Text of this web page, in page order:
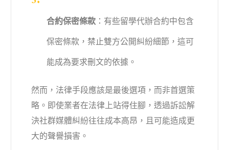
合約保密條款：有些留學代辦合約中包含
保密條款，禁止雙方公開糾紛細節，這可
能成為要求刪文的依據。
然而，法律手段應該是最後選項，而非首選策
略。即使業者在法律上站得住腳，透過訴訟解
決社群媒體糾紛往往成本高昂，且可能造成更
大的聲譽損害。